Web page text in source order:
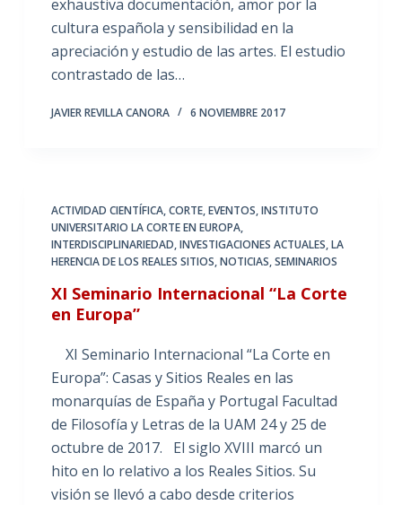
exhaustiva documentación, amor por la
cultura española y sensibilidad en la
apreciación y estudio de las artes. El estudio
contrastado de las…
JAVIER REVILLA CANORA 6 NOVIEMBRE 2017
ACTIVIDAD CIENTÍFICA,CORTE,EVENTOS,INSTITUTO
UNIVERSITARIO LA CORTE EN EUROPA,
INTERDISCIPLINARIEDAD,INVESTIGACIONES ACTUALES,LA
HERENCIA DE LOS REALES SITIOS,NOTICIAS,SEMINARIOS
XI Seminario Internacional “La Corte
en Europa”
XI Seminario Internacional “La Corte en
Europa”: Casas y Sitios Reales en las
monarquías de España y Portugal Facultad
de Filosofía y Letras de la UAM 24 y 25 de
octubre de 2017. El siglo XVIII marcó un
hito en lo relativo a los Reales Sitios. Su
visión se llevó a cabo desde criterios